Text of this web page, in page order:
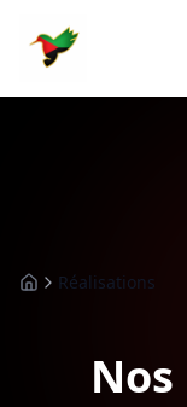
AccueilRéalisations
Nos